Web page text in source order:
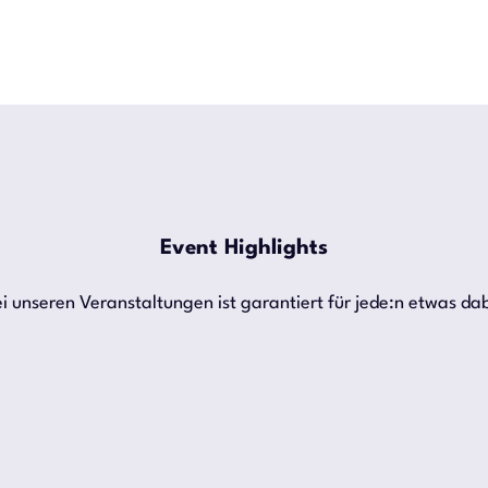
Event Highlights
unseren Veranstaltungen ist garantiert für jede:n etwas